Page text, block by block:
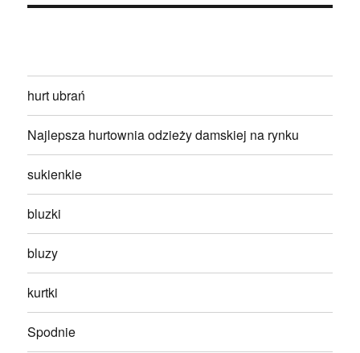
hurt ubrań
Najlepsza hurtownia odzieży damskiej na rynku
sukienkie
bluzki
bluzy
kurtki
Spodnie